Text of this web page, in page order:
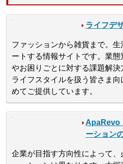
ライフデ
ファッションから雑貨まで。
ートする情報サイトです。業
やお困りごとに対する課題解
ライフスタイルを扱う皆さま
めてご提供しています。
ApaRevo
ーション
企業が目指す方向性によって、